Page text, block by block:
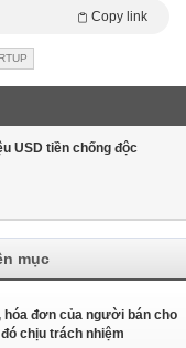
Copy link
USD tiền chống độc
mục
hóa đơn của người bán cho
chịu trách nhiệm